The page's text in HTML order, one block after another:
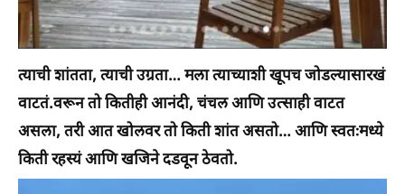
त्याची शांतता, त्याची उग्रता… मला त्याच्याशी खूपच जोडल्यासारखं
वाटतं.वरून तो कितीही आनंदी, चंचल आणि उत्साही वाटत
असला, तरी आत खोलवर तो किती शांत असतो… आणि स्वतःमध्ये
किती रहस्यं आणि खजिने दडवून ठेवतो.